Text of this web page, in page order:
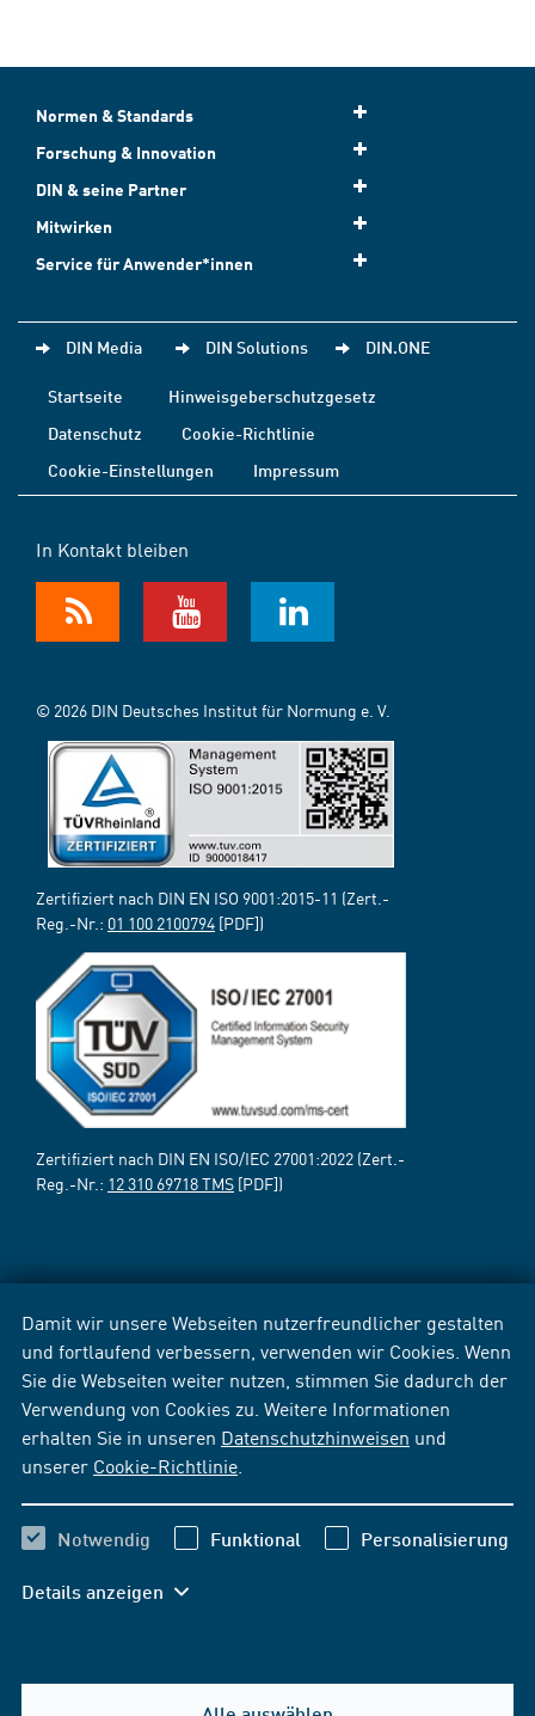
Damit wir unsere Webseiten nutzerfreundlicher gestalten
und fortlaufend verbessern, verwenden wir Cookies. Wenn
Sie die Webseiten weiter nutzen, stimmen Sie dadurch der
Verwendung von Cookies zu. Weitere Informationen
erhalten Sie in unseren Datenschutzhinweisen und
unserer Cookie-Richtlinie
Notwendig Funktional Personalisierung
Details anzeigen
Normen & Standards
Forschung & Innovation
DIN & seine Partner
Mitwirken
Service für Anwender*innen
DIN Media DIN Solutions DIN.ONE
Startseite
Hinweisgeberschutzgesetz
Datenschutz
Cookie-Richtlinie
Cookie-Einstellungen
Impressum
In Kontakt bleiben
© 2026 DIN Deutsches Institut für Normung e. V.
Zertifiziert nach DIN EN ISO 9001:2015-11 (Zert.-
Reg.-Nr.: 01 100 2100794 [PDF])
Zertifiziert nach DIN EN ISO/IEC 27001:2022 (Zert.-
Reg.-Nr.: 12 310 69718 TMS [PDF])